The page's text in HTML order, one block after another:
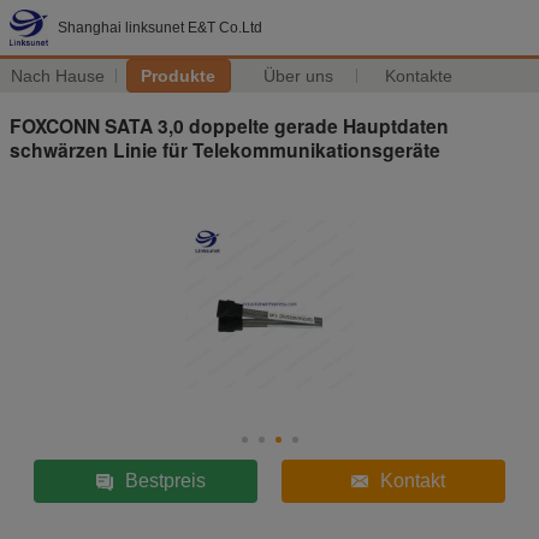
Shanghai linksunet E&T Co.Ltd
Nach Hause Produkte Über uns Kontakte
FOXCONN SATA 3,0 doppelte gerade Hauptdaten
schwärzen Linie für Telekommunikationsgeräte
Bestpreis Kontakt